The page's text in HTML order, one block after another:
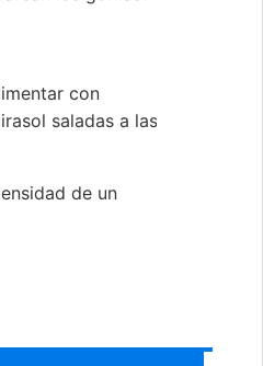
con
saladas a las
de un